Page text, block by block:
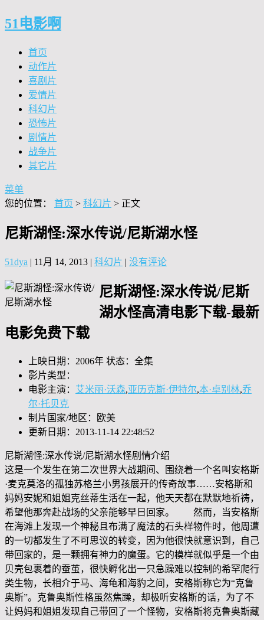
51电影啊
首页
动作片
喜剧片
爱情片
科幻片
恐怖片
剧情片
战争片
其它片
菜单
您的位置： 首页 > 科幻片 > 正文
尼斯湖怪:深水传说/尼斯湖水怪
51dya | 11月 14, 2013 | 科幻片 | 没有评论
尼斯湖怪:深水传说/尼斯
湖水怪高清电影下载-最新
电影免费下载
上映日期：2006年 状态：全集
影片类型：
电影主演： 艾米丽·沃森,亚历克斯·伊特尔,本·卓别林,乔
尔·托贝克
制片国家/地区：欧美
更新日期：2013-11-14 22:48:52
尼斯湖怪:深水传说/尼斯湖水怪剧情介绍
这是一个发生在第二次世界大战期间、围绕着一个名叫安格斯
·麦克莫洛的孤独苏格兰小男孩展开的传奇故事……安格斯和
妈妈安妮和姐姐克丝蒂生活在一起，他天天都在默默地祈祷，
希望他那奔赴战场的父亲能够早日回家。 然而，当安格斯
在海滩上发现一个神秘且布满了魔法的石头样物件时，他周遭
的一切都发生了不可思议的转变，因为他很快就意识到，自己
带回家的，是一颗拥有神力的魔蛋。它的模样就似乎是一个由
贝壳包裹着的蚕茧，很快孵化出一只急躁难以控制的希罕爬行
类生物，长相介于马、海龟和海豹之间，安格斯称它为“克鲁
奥斯”。克鲁奥斯性格虽然焦躁，却极听安格斯的话，为了不
让妈妈和姐姐发现自己带回了一个怪物，安格斯将克鲁奥斯藏